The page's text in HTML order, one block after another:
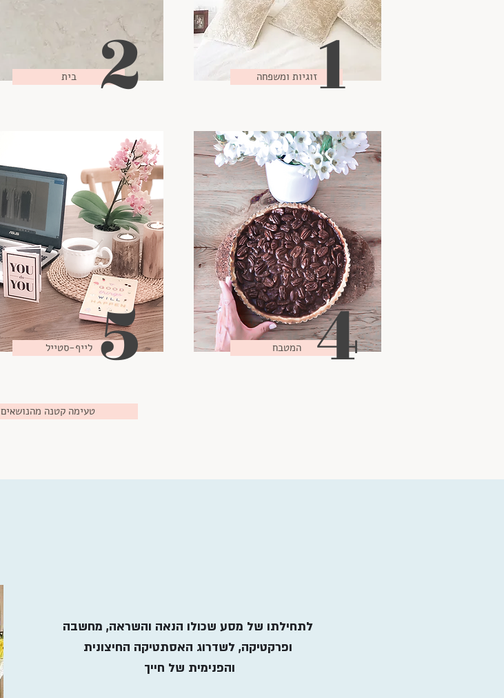
זוגיות ומשפחה1
המטבח 4
בית 2
לייף-סטייל 5
< טעימה קטנה מהנושאים
לתחילתו של מסע שכולו הנאה והשראה, מחשבה
ופרקטיקה, לשדרוג האסתטיקה החיצונית
והפנימית של חייך